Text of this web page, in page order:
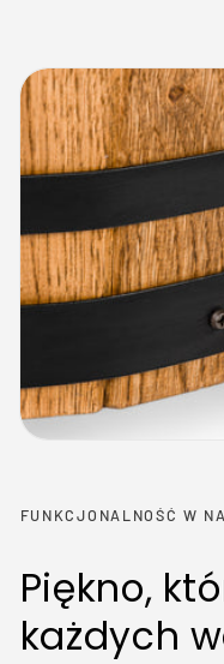
FUNKCJONALNOŚĆ W
Piękno,
każdych